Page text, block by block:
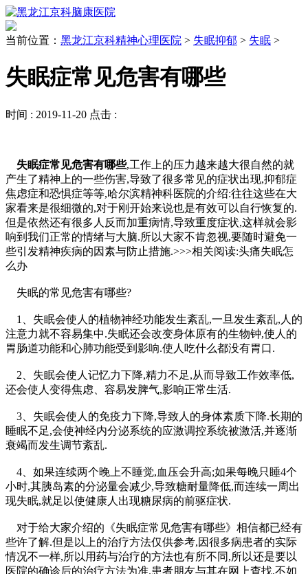
当前位置： 黑龙江京科精神心理医院 > 失眠抑郁 > 失眠 >
失眠症常见危害有哪些
时间 : 2019-11-20 点击 :
失眠症常见危害有哪些,工作上的压力越来越大很自然的就
产生了精神上的一些伤害,导致了很多常见的症状出现,抑郁症
焦虑症和恐惧症等等,哈尔滨精神科医院的介绍:往往这些在大
家看来是很细微的,对于刚开始来说也是有效可以自行恢复的.
但是依然还有很多人反而加重病情,导致重度症状,这样就会影
响到我们正常的情绪与大脑.所以大家不肯忽视,要随时避免一
些引发精神疾病的因素与防止措施.>>>相关阅读:头痛失眠怎
么办
失眠的常见危害有哪些?
1、失眠会使人的植物神经功能发生紊乱,一旦发生紊乱,人的
注意力就不容易集中.失眠还会改变身体原有的生物钟,使人的
胃肠道功能和心肺功能受到影响.使人吃什么都没有胃口.
2、失眠会使人记忆力下降,精力不足,从而导致工作效率低,
还会使人变得焦虑、容易发脾气,影响正常生活.
3、失眠会使人的免疫力下降,导致人的身体素质下降.长期的
睡眠不足,会使神经内分泌系统的应激调控系统被激活,并逐渐
衰竭而发生调节紊乱.
4、如果连续两个晚上不睡觉,血压会升高;如果每晚只睡4个
小时,其胰岛素的分泌量会减少,导致糖耐量降低,而连续一周出
现失眠,就足以使健康人出现糖尿病的前驱症状.
对于给大家介绍的《失眠症常见危害有哪些》相信都已经有
些许了解.但是以上的治疗方法仅供参考,因很多病患者的实际
情况不一样,所以用药与治疗的方法也有所不同,所以还是要以
医院的确诊后的治疗方法为准.患者朋友与其在网上查找,不如